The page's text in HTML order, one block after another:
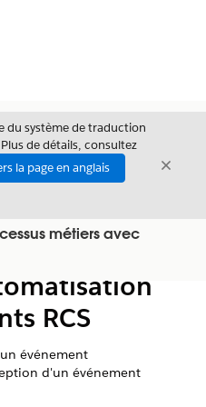
du système de traduction
de détails, consultez
la page en anglais
Fermer
métiers avec
RCS
événement
d'un événement